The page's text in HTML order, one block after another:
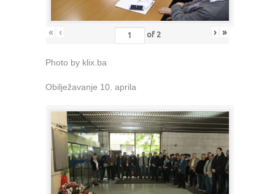
« ‹ of 2 › »
Photo by klix.ba
Obilježavanje 10. aprila